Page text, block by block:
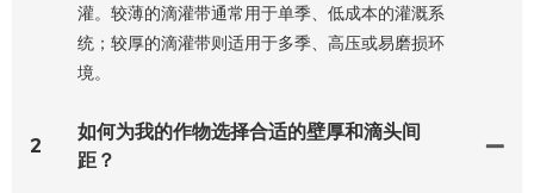
灌。较薄的滴灌带通常用于单季、低成本的灌溉系
统；较厚的滴灌带则适用于多季、高压或易磨损环
境。
2
如何为我的作物选择合适的壁厚和滴头间
距？